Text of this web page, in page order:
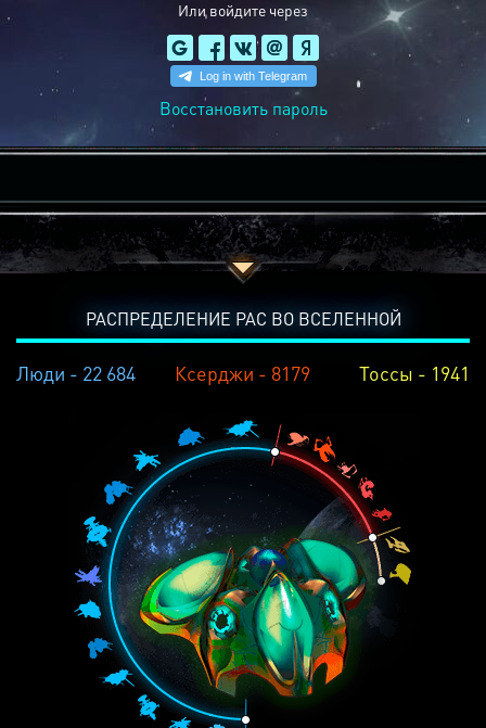
Или войдите через
Восстановить пароль
РАСПРЕДЕЛЕНИЕ РАС ВО ВСЕЛЕННОЙ
Люди - 22 684 Ксерджи - 8179 Тоссы - 1941